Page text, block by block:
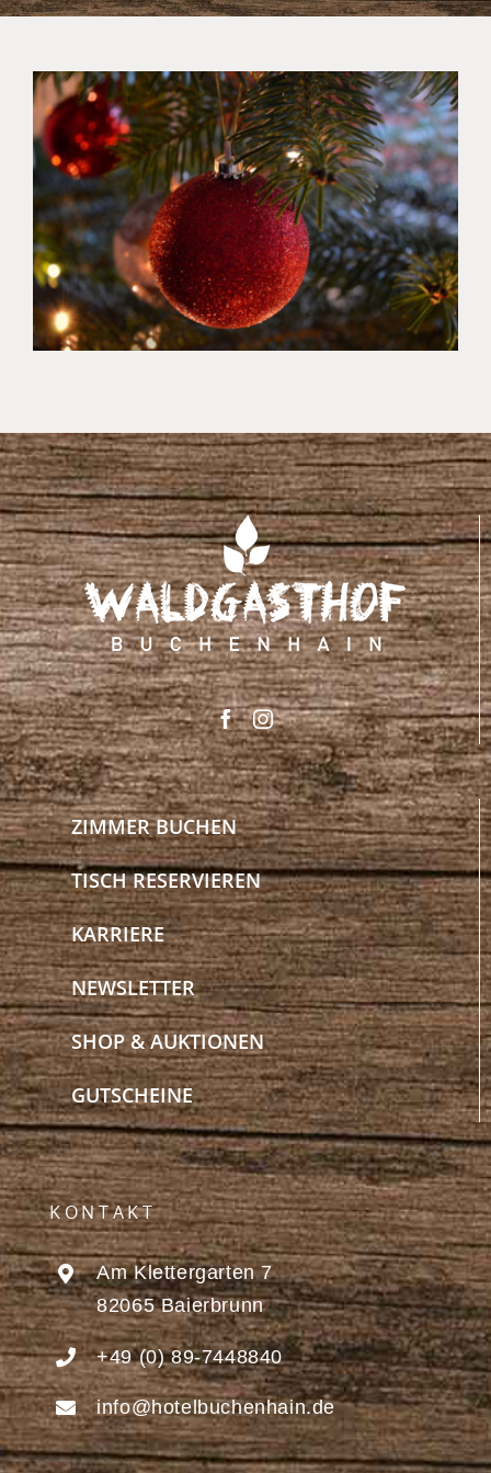
WEIHNACHTEN & SILVESTER
ZIMMER BUCHEN
TISCH RESERVIEREN
KARRIERE
NEWSLETTER
SHOP & AUKTIONEN
GUTSCHEINE
KONTAKT
Am Klettergarten 7
82065 Baierbrunn
+49 (0) 89-7448840
info@hotelbuchenhain.de